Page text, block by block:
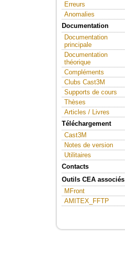
Erreurs
Anomalies
Documentation
Documentation
principale
Documentation
théorique
Compléments
Clubs Cast3M
Supports de cours
Thèses
Articles / Livres
Téléchargement
Cast3M
Notes de version
Utilitaires
Contacts
Outils CEA associés
MFront
AMITEX_FFTP